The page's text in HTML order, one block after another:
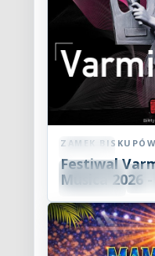
Koncert
08 2026
ZAMEK
Festiwal
Musica